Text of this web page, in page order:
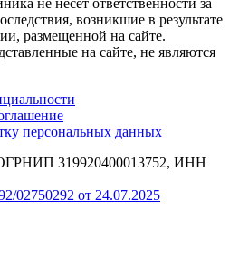
не несет ответственности за
возникшие в результате
размещенной на сайте.
на сайте, не являются
персональных данных
319920400013752, ИНН
02750292 от 24.07.2025